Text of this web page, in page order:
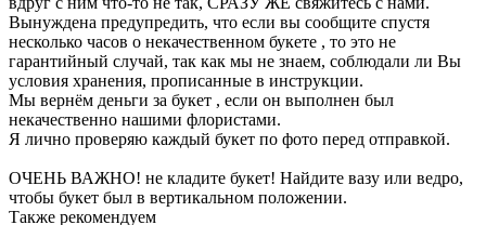
Вынуждена предупредить, что если вы сообщите спустя
несколько часов о некачественном букете , то это не
гарантийный случай, так как мы не знаем, соблюдали ли Вы
условия хранения, прописанные в инструкции.
Мы вернём деньги за букет , если он выполнен был
некачественно нашими флористами.
Я лично проверяю каждый букет по фото перед отправкой.
ОЧЕНЬ ВАЖНО! не кладите букет! Найдите вазу или ведро,
чтобы букет был в вертикальном положении.
Также рекомендуем